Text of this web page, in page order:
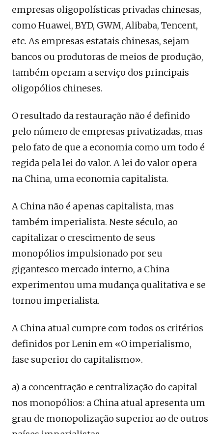
empresas oligopolísticas privadas chinesas,
como Huawei, BYD, GWM, Alibaba, Tencent,
etc. As empresas estatais chinesas, sejam
bancos ou produtoras de meios de produção,
também operam a serviço dos principais
oligopólios chineses.
O resultado da restauração não é definido
pelo número de empresas privatizadas, mas
pelo fato de que a economia como um todo é
regida pela lei do valor. A lei do valor opera
na China, uma economia capitalista.
A China não é apenas capitalista, mas
também imperialista. Neste século, ao
capitalizar o crescimento de seus
monopólios impulsionado por seu
gigantesco mercado interno, a China
experimentou uma mudança qualitativa e se
tornou imperialista.
A China atual cumpre com todos os critérios
definidos por Lenin em «O imperialismo,
fase superior do capitalismo».
a) a concentração e centralização do capital
nos monopólios: a China atual apresenta um
grau de monopolização superior ao de outros